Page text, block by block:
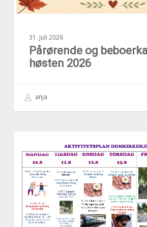
31. juli 2026
Pårørende og
høsten 2026
anja
uke
2026